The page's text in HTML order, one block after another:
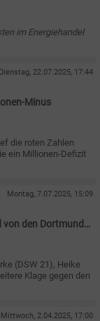
im Energiehandel
Dienstag, 22.07.2025, 17:44
Minus
die roten Zahlen
ein Millionen-Defizit
Montag, 7.07.2025, 15:09
von den Dortmunder
(DSW 21), Heike
Klage gegen den
Mittwoch, 2.04.2025, 17:00